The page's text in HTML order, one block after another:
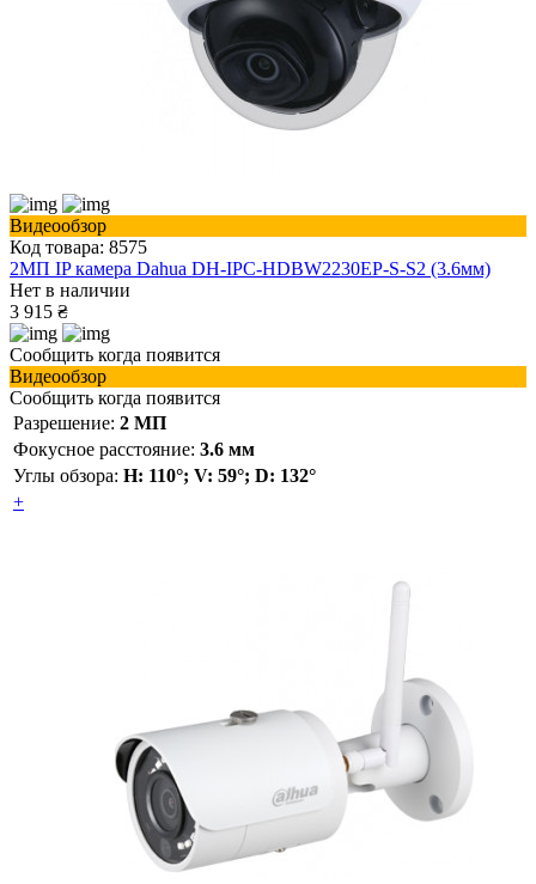
Видеообзор
Код товара: 8575
2МП IP камера Dahua DH-IPC-HDBW2230EP-S-S2 (3.6мм)
Нет в наличии
3 915 ₴
Сообщить когда появится
Видеообзор
Сообщить когда появится
Разрешение: 2 МП
Фокусное расстояние: 3.6 мм
Углы обзора: H: 110°; V: 59°; D: 132°
+